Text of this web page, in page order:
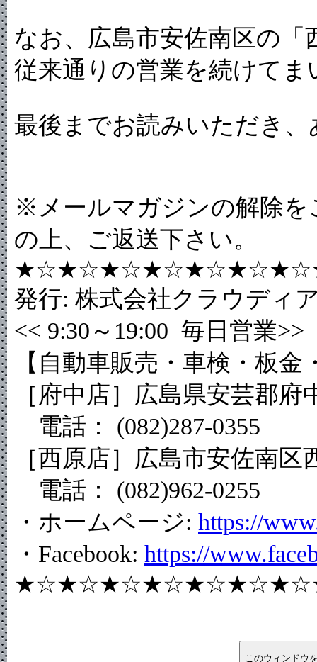
なお、広島市安佐南区の「
従来通りの営業を続けてま
最後までお読みいただき
※メールマガジンの解除を
の上、ご返送下さい。
発行: 株式会社クラウデ
<< 9:30～19:00 毎日営業>>
【自動車販売・車検・板
［府中店］広島県安芸郡府
電話： (082)287-0355
［西原店］広島市安佐南区
電話： (082)962-0255
・ホームページ: https://
・Facebook: https://